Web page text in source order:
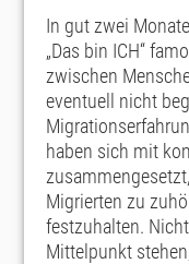
In gut zwei
„Das bin ICH“
zwischen
eventuell nicht
haben sich mit
Migrierten zu
festzuhalten.
Mittelpunkt